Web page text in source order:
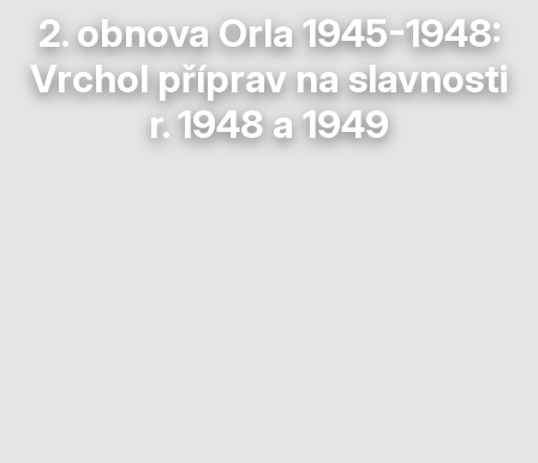
2. obnova Orla 1945-1948:
Vrchol příprav na slavnosti
r. 1948 a 1949